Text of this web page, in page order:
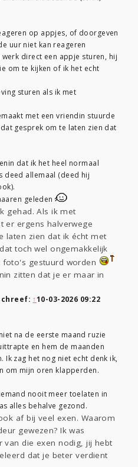
op appjes, of doorgeven
uur niet kan reageren
werk direct een appje sturen, hij
om te kijken of ik het echt
sturen als ik met
met een vriendin stuurde
gesprek om te laten zien dat
dat ik het heel normaal
deed allemaal (deed hij
geleden
gehad. Als ik met
er ergens halverwege
laten zien dat ik écht met
toch wel ongemakkelijk
gestuurd worden
zitten dat je er maar in
↑10-03-2026 09:22
na de eerste maand ruzie
en hem de maanden
Ik zag het nog niet echt denk ik,
om mijn oren klapperden.
nooit meer toelaten in
alles behalve gezond.
af bij veel exen. Waarom
gewezen? Ik was
van die exen nodig, jij hebt
dat je beter verdient